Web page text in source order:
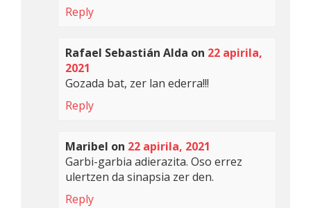
Reply
Rafael Sebastián Alda on 22 apirila,
2021
Gozada bat, zer lan ederra!!!
Reply
Maribel on 22 apirila, 2021
Garbi-garbia adierazita. Oso errez
ulertzen da sinapsia zer den.
Reply